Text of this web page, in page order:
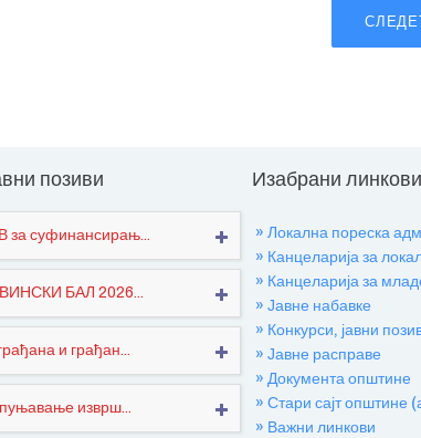
позиви
суфинансирањ...
БАЛ 2026...
и грађан...
изврш...
Изабрани линкови
» Локална пореска
» Канцеларија за
» Канцеларија за
» Јавне набавке
» Конкурси, јавни
» Јавне расправе
» Документа општине
» Стари сајт општине
» Важни линкови